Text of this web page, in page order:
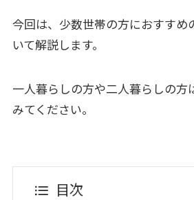
今回は、少数世帯の方におすすめ
いて解説します。
一人暮らしの方や二人暮らしの方
みてください。
目次